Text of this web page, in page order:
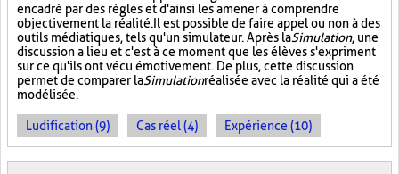
encadré par des règles et d'ainsi les amener à comprendre
objectivement la réalité. Il est possible de faire appel ou non à des
outils médiatiques, tels qu'un simulateur. Après laSimulation, une
discussion a lieu et c'est à ce moment que les élèves s'expriment
sur ce qu'ils ont vécu émotivement. De plus, cette discussion
permet de comparer laSimulationréalisée avec la réalité qui a été
modélisée.
Ludification (9) Cas réel (4) Expérience (10)